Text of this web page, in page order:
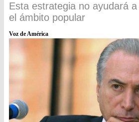
Esta estrategia no ayudará
el ámbito popular
Voz de América